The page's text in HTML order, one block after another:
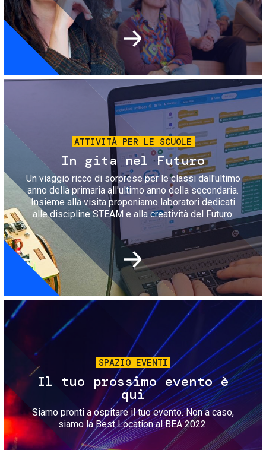
Immagine
ATTIVITÀ PER LE SCUOLE
In gita nel Futuro
Un viaggio ricco di sorprese per le classi dall'ultimo
anno della primaria all'ultimo anno della secondaria.
Insieme alla visita proponiamo laboratori dedicati
alle discipline STEAM e alla creatività del Futuro.
Immagine
SPAZIO EVENTI
Il tuo prossimo evento è
qui
Siamo pronti a ospitare il tuo evento. Non a caso,
siamo la Best Location al BEA 2022.